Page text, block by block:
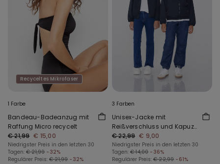
Recyceltes Mikrofaser
1 Farbe
Bandeau-Badeanzug mit
Raffung Micro recycelt
€ 21,99 € 15,00
Niedrigster Preis in den letzten 30
Tagen: € 21,99 -32%
Regulärer Preis: € 21,99 -32%
3 Farben
Unisex-Jacke mit
Reißverschluss und Kapuze
aus Funktionsgewebe für
Kinder
€ 22,99 € 9,00
Niedrigster Preis in den letzten 30
Tagen: € 14,00 -36%
Regulärer Preis: € 22,99 -61%